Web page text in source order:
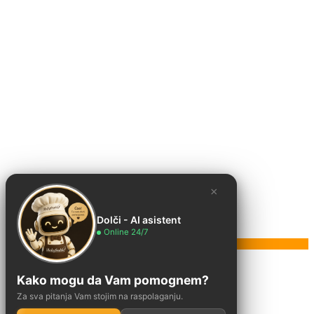
×
Dolči - AI asistent
Online 24/7
Kako mogu da Vam pomognem?
Za sva pitanja Vam stojim na raspolaganju.